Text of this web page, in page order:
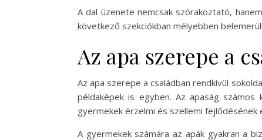
A dal üzenete nemcsak szórakoztató,
következő szekciókban mélyebben
Az apa szerepe a
Az apa szerepe a családban rendkívül
példaképek is egyben. Az apaság
gyermekek érzelmi és szellemi fejlődésének
A gyermekek számára az apák gyakran a